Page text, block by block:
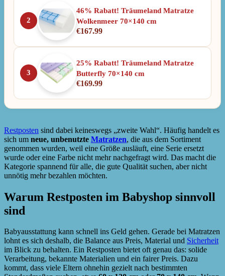
2
46% Rabatt! Träumeland Matratze
Wolkenmeer 70×140 cm
€167.99
3
25% Rabatt! Träumeland Matratze
Butterfly 70×140 cm
€169.99
Restposten sind dabei keineswegs „zweite Wahl“. Häufig handelt es
sich um neue, unbenutzte Matratzen, die aus dem Sortiment
genommen wurden, weil eine Größe ausläuft, eine Serie ersetzt
wurde oder eine Farbe nicht mehr nachgefragt wird. Das macht die
Kategorie spannend für alle, die gute Qualität suchen, aber nicht
unnötig mehr bezahlen möchten.
Warum Restposten im Babyshop sinnvoll
sind
Babyausstattung kann schnell ins Geld gehen. Gerade bei Matratzen
lohnt es sich deshalb, die Balance aus Preis, Material und Sicherheit
im Blick zu behalten. Ein Restposten bietet oft genau das: solide
Verarbeitung, bekannte Materialien und ein fairer Preis. Dazu
kommt, dass viele Eltern ohnehin gezielt nach bestimmten